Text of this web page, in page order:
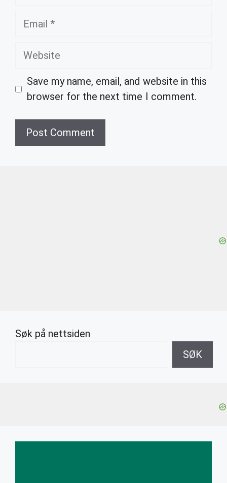
Email
Website
Save my name, email, and website in this
browser for the next time I comment.
Søk på nettsiden
SØK